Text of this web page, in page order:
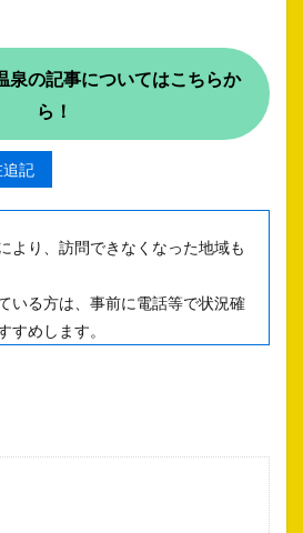
泉の記事についてはこちらか
ら！
記
より、訪問できなくなった地域も
いる方は、事前に電話等で状況確
すめします。